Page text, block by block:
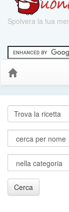
Spolvera la tua
Cerca
Cerca